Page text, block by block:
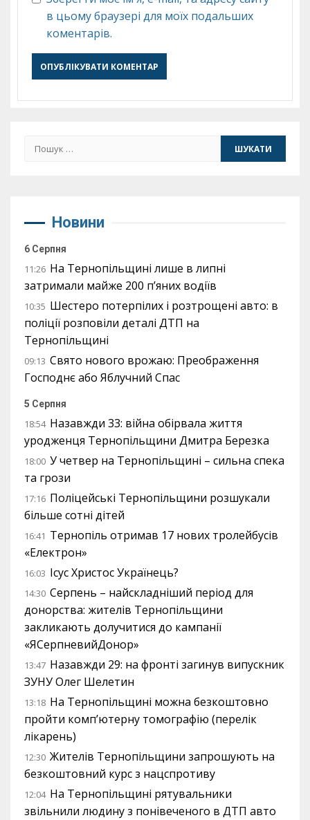
в цьому браузері для моїх подальших
коментарів.
Пошук:
Новини
6 Серпня
11:26 На Тернопільщині лише в липні
затримали майже 200 п’яних водіїв
10:35 Шестеро потерпілих і розтрощені авто: в
поліції розповіли деталі ДТП на
Тернопільщині
09:13 Свято нового врожаю: Преображення
Господнє або Яблучний Спас
5 Серпня
18:54 Назавжди 33: війна обірвала життя
уродженця Тернопільщини Дмитра Березка
18:00 У четвер на Тернопільщині – сильна спека
та грози
17:16 Поліцейські Тернопільщини розшукали
більше сотні дітей
16:41 Тернопіль отримав 17 нових тролейбусів
«Електрон»
16:03 Ісус Христос Українець?
14:30 Серпень – найскладніший період для
донорства: жителів Тернопільщини
закликають долучитися до кампанії
«ЯСерпневийДонор»
13:47 Назавжди 29: на фронті загинув випускник
ЗУНУ Олег Шелетин
13:18 На Тернопільщині можна безкоштовно
пройти комп’ютерну томографію (перелік
лікарень)
12:30 Жителів Тернопільщини запрошують на
безкоштовний курс з нацспротиву
12:04 На Тернопільщині рятувальники
звільнили людину з понівеченого в ДТП авто